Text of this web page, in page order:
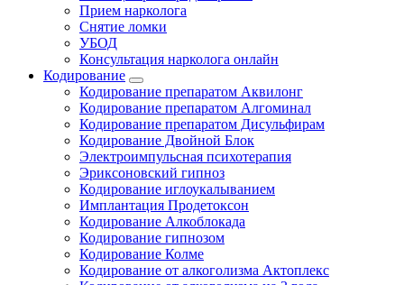
Прием нарколога
Снятие ломки
УБОД
Консультация нарколога онлайн
Кодирование
Кодирование препаратом Аквилонг
Кодирование препаратом Алгоминал
Кодирование препаратом Дисульфирам
Кодирование Двойной Блок
Электроимпульсная психотерапия
Эриксоновский гипноз
Кодирование иглоукалыванием
Имплантация Продетоксон
Кодирование Алкоблокада
Кодирование гипнозом
Кодирование Колме
Кодирование от алкоголизма Актоплекс